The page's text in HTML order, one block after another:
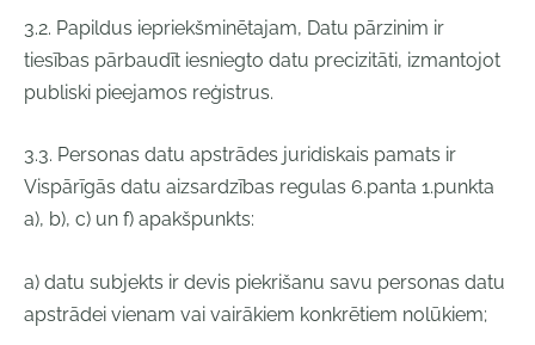
3.2. Papildus iepriekšminētajam, Datu pārzinim ir
tiesības pārbaudīt iesniegto datu precizitāti, izmantojot
publiski pieejamos reģistrus.
3.3. Personas datu apstrādes juridiskais pamats ir
Vispārīgās datu aizsardzības regulas 6.panta 1.punkta
a), b), c) un f) apakšpunkts:
a) datu subjekts ir devis piekrišanu savu personas datu
apstrādei vienam vai vairākiem konkrētiem nolūkiem;